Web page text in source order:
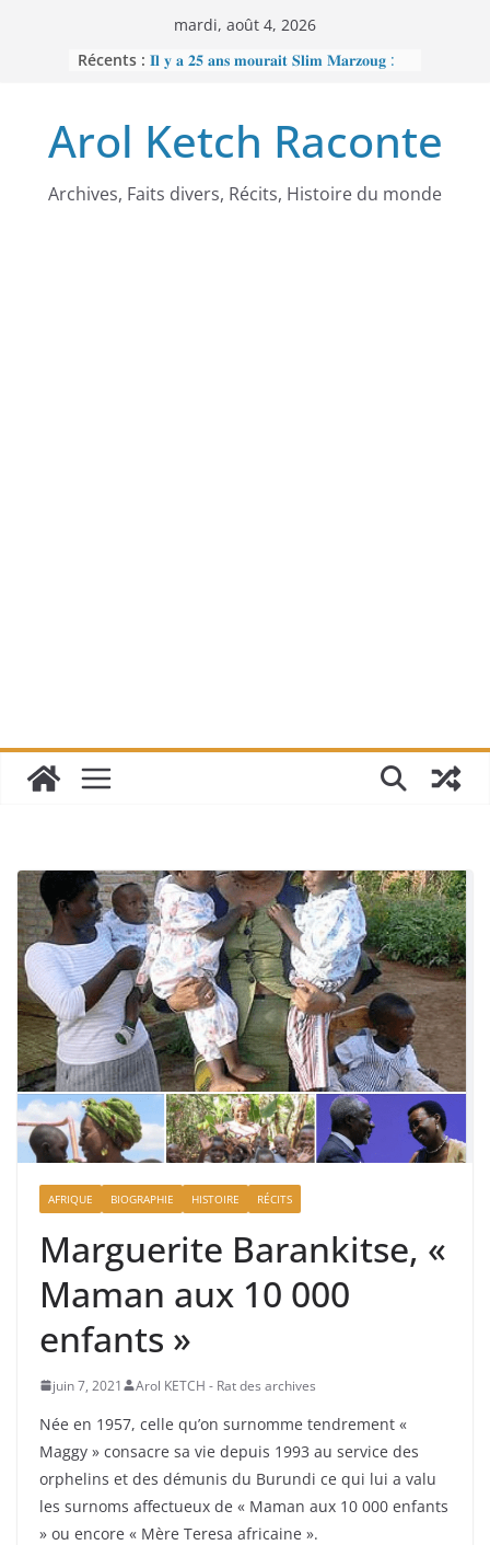
mardi, août 4, 2026
Récents : 𝐈𝐥 𝐲 𝐚 𝟐𝟓 𝐚𝐧𝐬 𝐦𝐨𝐮𝐫𝐚𝐢𝐭 𝐒𝐥𝐢𝐦 𝐌𝐚𝐫𝐳𝐨𝐮𝐠 :
𝐉𝐨𝐬𝐞𝐩𝐡 𝐍𝐝𝐢-𝐒𝐚𝐦𝐛𝐚, 𝐥𝐞 𝐛𝐚̂𝐭𝐢𝐬𝐬𝐞𝐮𝐫 𝐝’𝐞́𝐜𝐨𝐥𝐞𝐬
𝐒𝐨𝐮𝐭𝐢𝐞𝐧 𝐭𝐨𝐭𝐚𝐥 𝐚̀ 𝐑𝐞𝐛𝐞𝐜𝐜𝐚 𝐄𝐧𝐨𝐧𝐜𝐡𝐨𝐧𝐠
𝐑𝐚𝐦𝐬𝐞̀𝐬 𝐈𝐞𝐫 – 𝐋𝐞 𝐩𝐫𝐞𝐦𝐢𝐞𝐫 𝐨𝐫𝐝𝐢𝐧𝐚𝐭𝐞𝐮𝐫
Arol Ketch Raconte
Archives, Faits divers, Récits, Histoire du monde
AFRIQUE BIOGRAPHIE HISTOIRE RÉCITS
Marguerite Barankitse, «
Maman aux 10 000
enfants »
juin 7, 2021 Arol KETCH - Rat des archives
Née en 1957, celle qu’on surnomme tendrement «
Maggy » consacre sa vie depuis 1993 au service des
orphelins et des démunis du Burundi ce qui lui a valu
les surnoms affectueux de « Maman aux 10 000 enfants
» ou encore « Mère Teresa africaine ».